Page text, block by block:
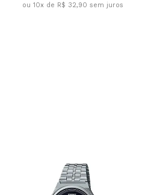
ou 10x de R$ 32,90 sem juros